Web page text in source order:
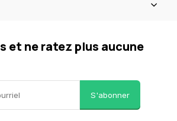
et ne ratez plus aucune
S'abonner